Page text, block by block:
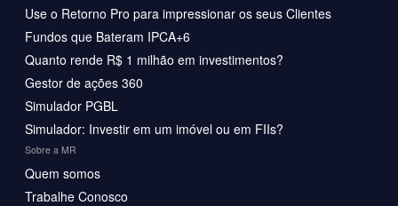
Use o Retorno Pro para impressionar os seus Clientes
Fundos que Bateram IPCA+6
Quanto rende R$ 1 milhão em investimentos?
Gestor de ações 360
Simulador PGBL
Simulador: Investir em um imóvel ou em FIIs?
Sobre a MR
Quem somos
Trabalhe Conosco